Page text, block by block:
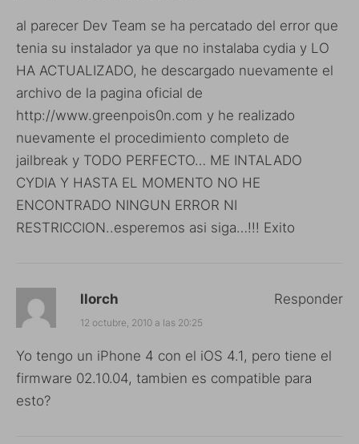
al parecer Dev Team se ha percatado del error que
tenia su instalador ya que no instalaba cydia y LO
HA ACTUALIZADO, he descargado nuevamente el
archivo de la pagina oficial de
http://www.greenpois0n.com y he realizado
nuevamente el procedimiento completo de
jailbreak y TODO PERFECTO… ME INTALADO
CYDIA Y HASTA EL MOMENTO NO HE
ENCONTRADO NINGUN ERROR NI
RESTRICCION..esperemos asi siga…!!! Exito
llorch
12 octubre, 2010 a las 20:25
Yo tengo un iPhone 4 con el iOS 4.1, pero tiene el
firmware 02.10.04, tambien es compatible para
esto?
Responder